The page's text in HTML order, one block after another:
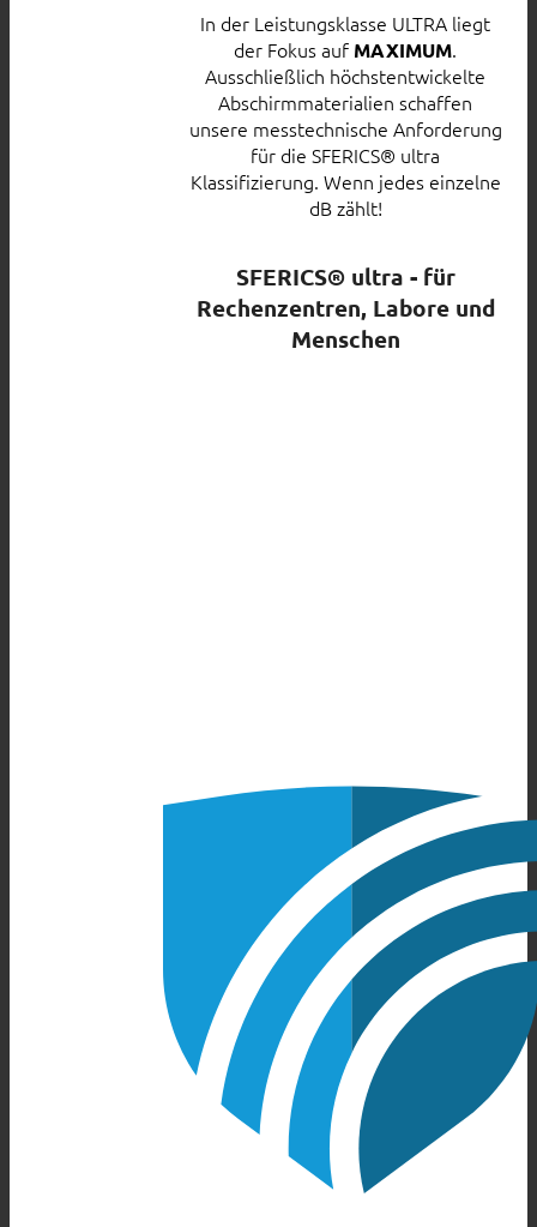
In der Leistungsklasse ULTRA liegt
der Fokus auf MAXIMUM.
Ausschließlich höchstentwickelte
Abschirmmaterialien schaffen
unsere messtechnische Anforderung
für die SFERICS® ultra
Klassifizierung. Wenn jedes einzelne
dB zählt!
SFERICS® ultra - für
Rechenzentren, Labore und
Menschen